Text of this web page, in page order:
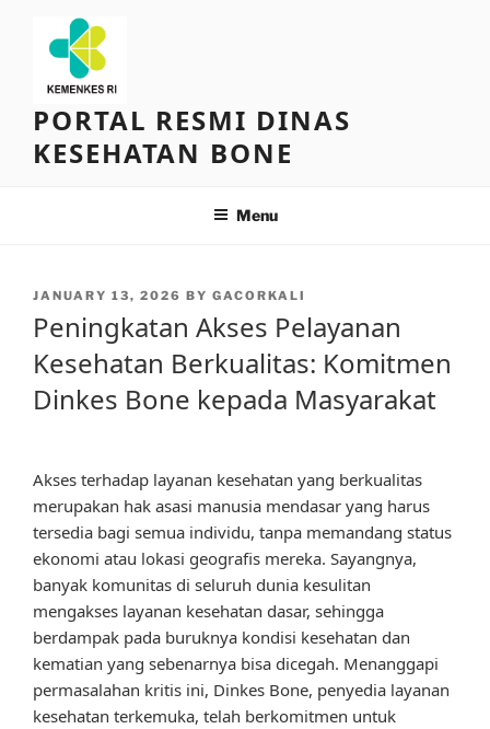
content
PORTAL RESMI DINAS
KESEHATAN BONE
Menu
POSTED
JANUARY 13, 2026 BY GACORKALI
Peningkatan Akses Pelayanan
Kesehatan Berkualitas: Komitmen
Dinkes Bone kepada Masyarakat
Akses terhadap layanan kesehatan yang berkualitas
merupakan hak asasi manusia mendasar yang harus
tersedia bagi semua individu, tanpa memandang status
ekonomi atau lokasi geografis mereka. Sayangnya,
banyak komunitas di seluruh dunia kesulitan
mengakses layanan kesehatan dasar, sehingga
berdampak pada buruknya kondisi kesehatan dan
kematian yang sebenarnya bisa dicegah. Menanggapi
permasalahan kritis ini, Dinkes Bone, penyedia layanan
kesehatan terkemuka, telah berkomitmen untuk